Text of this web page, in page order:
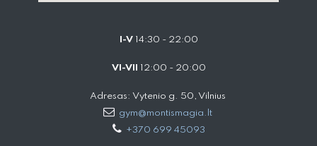
I-V14:30 - 22:00
VI-VII 12:00 - 20:00
Adresas: Vytenio g. 50, Vilnius
gym@montismagia.lt
+370 699 45093